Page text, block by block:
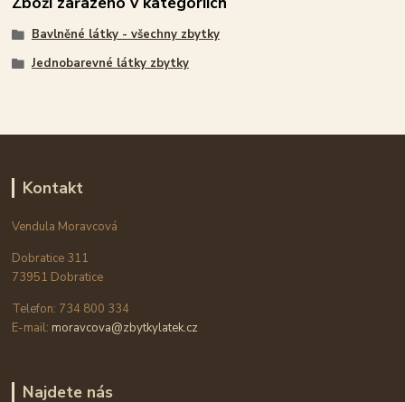
Bavlněné látky - všechny zbytky
Jednobarevné látky zbytky
Kontakt
Vendula Moravcová
Dobratice 311
73951 Dobratice
Telefon: 734 800 334
E-mail: moravcova@zbytkylatek.cz
Najdete nás